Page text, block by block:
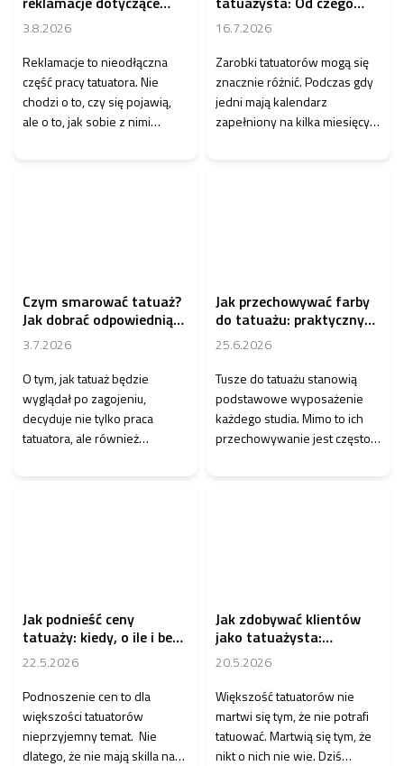
tatuaży: procedura,
komunikacja i
zapobieganie
3.8.2026
Reklamacje to nieodłączna
część pracy tatuatora. Nie
chodzi o to, czy się pojawią,
ale o to, jak sobie z nimi
zależą Twoje dochody
16.7.2026
Zarobki tatuatorów mogą się
znacznie różnić. Podczas gdy
jedni mają kalendarz
zapełniony na kilka miesięcy
Czym smarować tatuaż?
Jak dobrać odpowiednią
pielęgnację w trakcie
gojenia
3.7.2026
O tym, jak tatuaż będzie
wyglądał po zagojeniu,
decyduje nie tylko praca
tatuatora, ale również
Jak przechowywać farby
do tatuażu: praktyczny
przewodnik dla
tatuażystów
25.6.2026
Tusze do tatuażu stanowią
podstawowe wyposażenie
każdego studia. Mimo to ich
przechowywanie jest często
Jak podnieść ceny
tatuaży: kiedy, o ile i bez
utraty klientów
22.5.2026
Podnoszenie cen to dla
większości tatuatorów
nieprzyjemny temat. Nie
dlatego, że nie mają skilla na
Jak zdobywać klientów
jako tatuażysta:
strategie, które
naprawdę działają
20.5.2026
Większość tatuatorów nie
martwi się tym, że nie potrafi
tatuować. Martwią się tym, że
nikt o nich nie wie. Dziś